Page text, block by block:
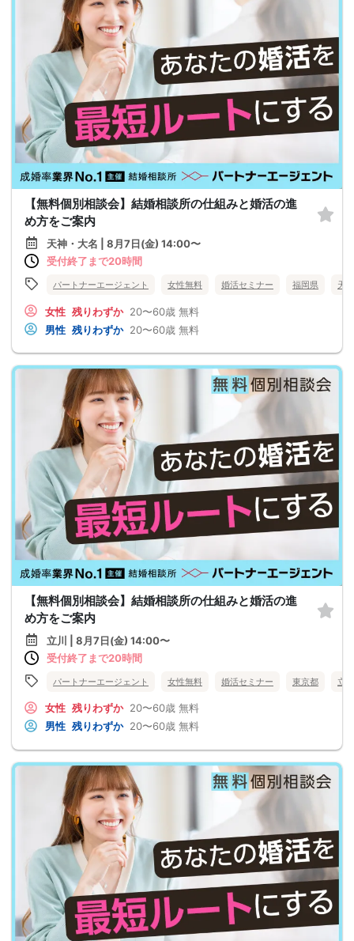
【無料個別相談会】結婚相談所の仕組みと婚活の進
め方をご案内
天神・大名 | 8月7日(金) 14:00〜
受付終了まで20時間
パートナーエージェント 女性無料 婚活セミナー 福岡県 天
女性 残りわずか 20〜60歳 無料
男性 残りわずか 20〜60歳 無料
【無料個別相談会】結婚相談所の仕組みと婚活の進
め方をご案内
立川 | 8月7日(金) 14:00〜
受付終了まで20時間
パートナーエージェント 女性無料 婚活セミナー 東京都 立川
女性 残りわずか 20〜60歳 無料
男性 残りわずか 20〜60歳 無料